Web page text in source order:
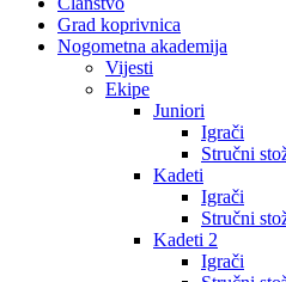
Grad koprivnica
Nogometna akademija
Vijesti
Ekipe
Juniori
Igrači
Stručni
Kadeti
Igrači
Stručni
Kadeti 2
Igrači